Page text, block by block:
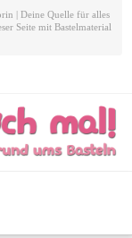
| Deine Quelle für alles
Seite mit Bastelmaterial